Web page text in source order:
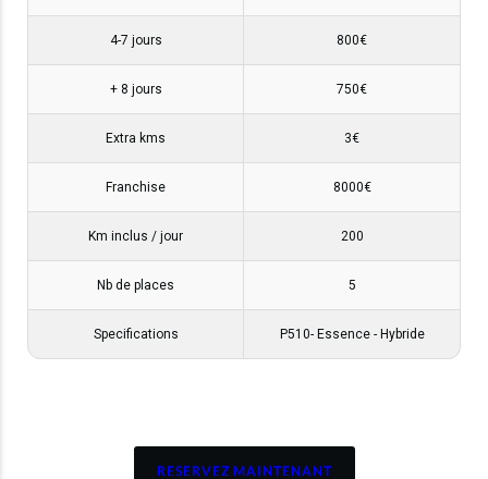
4-7 jours
+ 8 jours
Extra kms
Franchise
Km inclus / jour
Nb de places
Specifications
800€
750€
3€
8000€
200
5
P510- Essence - Hybride
RESERVEZ MAINTENANT